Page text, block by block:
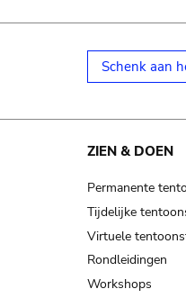
Schenk aan
ZIEN & DOEN
Permanente
Tijdelijke
Virtuele
Rondleidingen
Workshops